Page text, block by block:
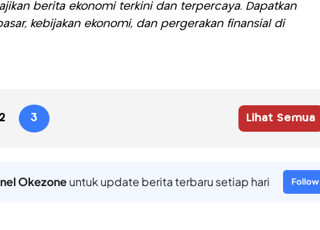
berita ekonomi terkini dan terpercaya. Dapatkan
kebijakan ekonomi, dan pergerakan finansial di
2 3 Lihat Semua
Okezoneuntuk update berita terbaru setiap hari Follow